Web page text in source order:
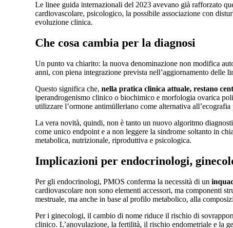
Le linee guida internazionali del 2023 avevano già rafforzato
cardiovascolare, psicologico, la possibile associazione con
evoluzione clinica.
Che cosa cambia per la diagnosi
Un punto va chiarito: la nuova denominazione non modifica
anni, con piena integrazione prevista nell’aggiornamento delle
Questo significa che, nella pratica clinica attuale, restano
iperandrogenismo clinico o biochimico e morfologia ovarica
utilizzare l’ormone antimülleriano come alternativa
La vera novità, quindi, non è tanto un nuovo algoritmo
come unico endpoint e a non leggere la sindrome soltanto in
metabolica, nutrizionale, riproduttiva e psicologica.
Implicazioni per endocrinologi,
Per gli endocrinologi, PMOS conferma la necessità di un
cardiovascolare non sono elementi accessori, ma componenti
mestruale, ma anche in base al profilo metabolico, alla
Per i ginecologi, il cambio di nome riduce il rischio di
clinico. L’anovulazione, la fertilità, il rischio endometriale e la